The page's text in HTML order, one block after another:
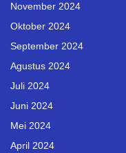
November 2024
Oktober 2024
September 2024
Agustus 2024
Juli 2024
Juni 2024
Mei 2024
April 2024